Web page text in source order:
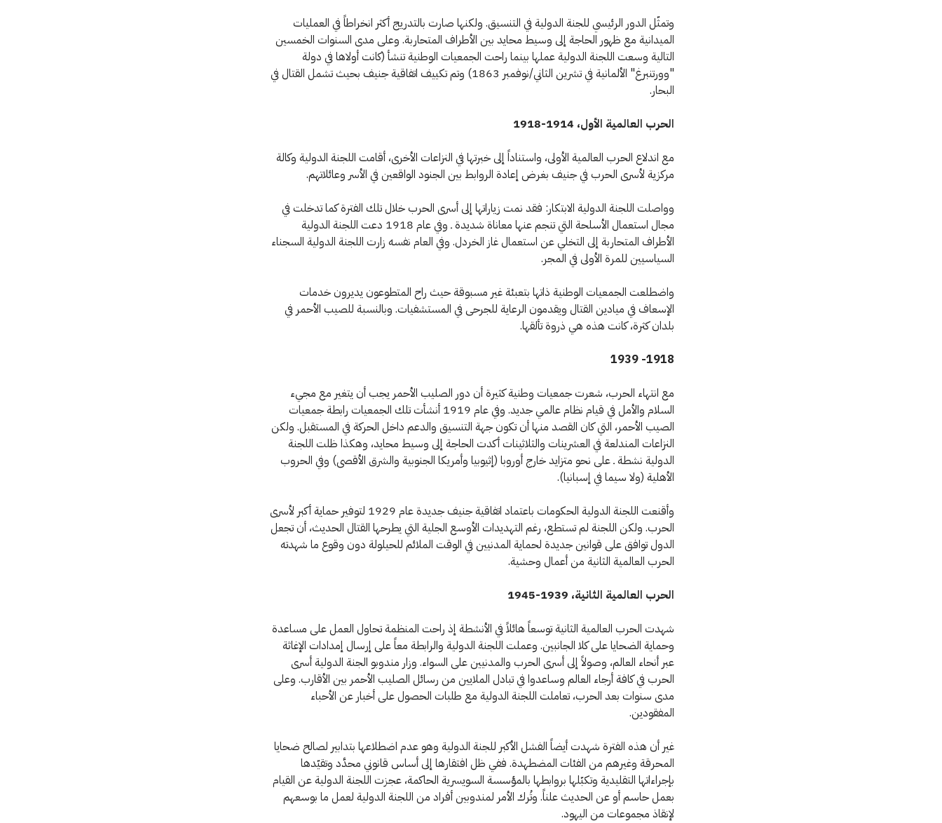
وتمثّل الدور الرئيسي للجنة الدولية في التنسيق. ولكنها صارت بالتدريج أكثر انخراطاً في العمليات
الميدانية مع ظهور الحاجة إلى وسيط محايد بين الأطراف المتحاربة. وعلى مدى السنوات الخمسين
التالية وسعت اللجنة الدولية عملها بينما راحت الجمعيات الوطنية تنشأ (كانت أولاها في دولة
"وورتنبرغ" الألمانية في تشرين الثاني/نوفمبر 1863) وتم تكييف اتفاقية جنيف بحيث تشمل القتال في
البحار.
الحرب العالمية الأول، 1914-1918
مع اندلاع الحرب العالمية الأولى، واستناداً إلى خبرتها في النزاعات الأخرى، أقامت اللجنة الدولية وكالة
مركزية لأسرى الحرب في جنيف بغرض إعادة الروابط بين الجنود الواقعين في الأسر وعائلاتهم.
وواصلت اللجنة الدولية الابتكار: فقد نمت زياراتها إلى أسرى الحرب خلال تلك الفترة كما تدخلت في
مجال استعمال الأسلحة التي تنجم عنها معاناة شديدة ـ وفي عام 1918 دعت اللجنة الدولية
الأطراف المتحاربة إلى التخلي عن استعمال غاز الخردل. وفي العام نفسه زارت اللجنة الدولية السجناء
السياسيين للمرة الأولى في المجر.
واضطلعت الجمعيات الوطنية ذاتها بتعبئة غير مسبوقة حيث راح المتطوعون يديرون خدمات
الإسعاف في ميادين القتال ويقدمون الرعاية للجرحى في المستشفيات. وبالنسبة للصيب الأحمر في
بلدان كثرة، كانت هذه هي ذروة تألقها.
1918- 1939
مع انتهاء الحرب، شعرت جمعيات وطنية كثيرة أن دور الصليب الأحمر يجب أن يتغير مع مجيء
السلام والأمل في قيام نظام عالمي جديد. وفي عام 1919 أنشأت تلك الجمعيات رابطة جمعيات
الصيب الأحمر، التي كان القصد منها أن تكون جهة التنسيق والدعم داخل الحركة في المستقبل. ولكن
النزاعات المندلعة في العشرينات والثلاثينات أكدت الحاجة إلى وسيط محايد، وهكذا ظلت اللجنة
الدولية نشطة ـ على نحو متزايد خارج أوروبا (إثيوبيا وأمريكا الجنوبية والشرق الأقصى) وفي الحروب
الأهلية (ولا سيما في إسبانيا).
وأقنعت اللجنة الدولية الحكومات باعتماد اتفاقية جنيف جديدة عام 1929 لتوفير حماية أكبر لأسرى
الحرب. ولكن اللجنة لم تستطع، رغم التهديدات الأوسع الجلية التي يطرحها القتال الحديث، أن تجعل
الدول توافق على قوانين جديدة لحماية المدنيين في الوقت الملائم للحيلولة دون وقوع ما شهدته
الحرب العالمية الثانية من أعمال وحشية.
الحرب العالمية الثانية، 1939-1945
شهدت الحرب العالمية الثانية توسعاً هائلاً في الأنشطة إذ راحت المنظمة تحاول العمل على مساعدة
وحماية الضحايا على كلا الجانبين. وعملت اللجنة الدولية والرابطة معاً على إرسال إمدادات الإغاثة
عبر أنحاء العالم، وصولاً إلى أسرى الحرب والمدنيين على السواء. وزار مندوبو الجنة الدولية أسرى
الحرب في كافة أرجاء العالم وساعدوا في تبادل الملايين من رسائل الصليب الأحمر بين الأقارب. وعلى
مدى سنوات بعد الحرب، تعاملت اللجنة الدولية مع طلبات الحصول على أخبار عن الأحباء
المفقودين.
غير أن هذه الفترة شهدت أيضاً الفشل الأكبر للجنة الدولية وهو عدم اضطلاعها بتدابير لصالح ضحايا
المحرقة وغيرهم من الفئات المضطهدة. ففي ظل افتقارها إلى أساس قانوني محدَّد وتقيّدها
بإجراءاتها التقليدية وتكبّلها بروابطها بالمؤسسة السويسرية الحاكمة، عجزت اللجنة الدولية عن القيام
بعمل حاسم أو عن الحديث علناً. وتُرك الأمر لمندوبين أفراد من اللجنة الدولية لعمل ما بوسعهم
لإنقاذ مجموعات من اليهود.